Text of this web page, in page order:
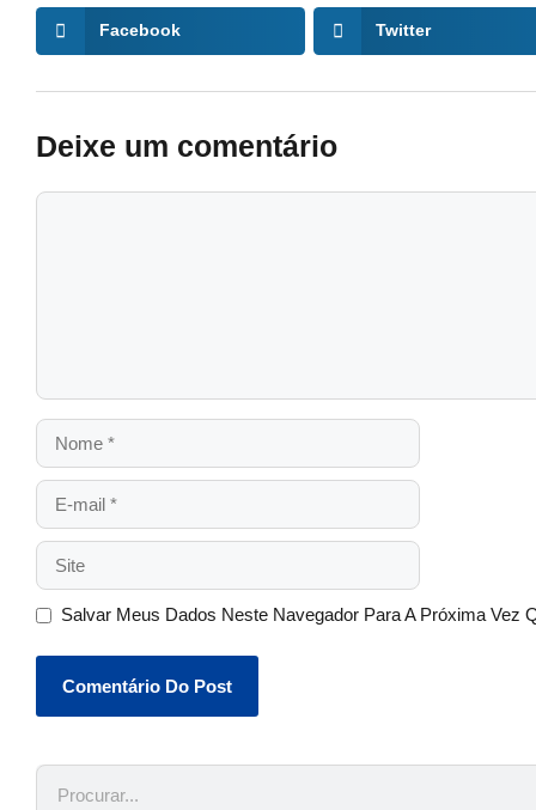
Facebook Twitter
Deixe um comentário
Salvar Meus Dados Neste Navegador Para A Próxima Vez